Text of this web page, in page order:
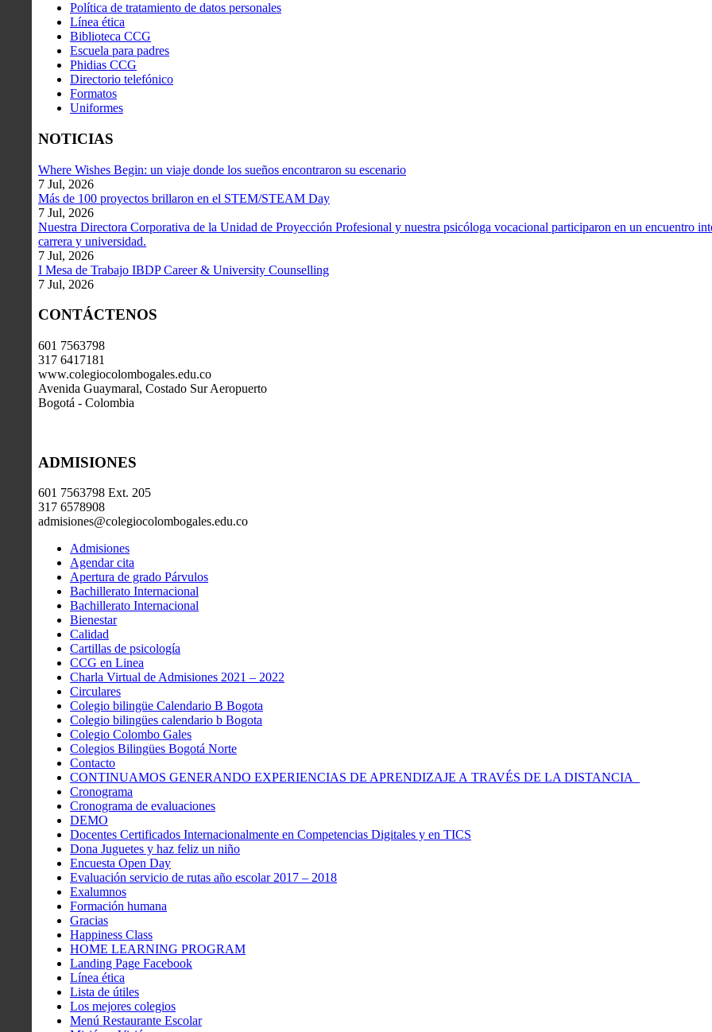
Política de tratamiento de datos personales
Línea ética
Biblioteca CCG
Escuela para padres
Phidias CCG
Directorio telefónico
Formatos
Uniformes
NOTICIAS
Where Wishes Begin: un viaje donde los sueños encontraron su escenario
7 Jul, 2026
Más de 100 proyectos brillaron en el STEM/STEAM Day
7 Jul, 2026
Nuestra Directora Corporativa de la Unidad de Proyección Profesional y nuestra psicóloga vocacional participaron en un encuentro
carrera y universidad.
7 Jul, 2026
I Mesa de Trabajo IBDP Career & University Counselling
7 Jul, 2026
CONTÁCTENOS
601 7563798
317 6417181
www.colegiocolombogales.edu.co
Avenida Guaymaral, Costado Sur Aeropuerto
Bogotá - Colombia
ADMISIONES
601 7563798 Ext. 205
317 6578908
admisiones@colegiocolombogales.edu.co
Admisiones
Agendar cita
Apertura de grado Párvulos
Bachillerato Internacional
Bachillerato Internacional
Bienestar
Calidad
Cartillas de psicología
CCG en Linea
Charla Virtual de Admisiones 2021 – 2022
Circulares
Colegio bilingüe Calendario B Bogota
Colegio bilingües calendario b Bogota
Colegio Colombo Gales
Colegios Bilingües Bogotá Norte
Contacto
CONTINUAMOS GENERANDO EXPERIENCIAS DE APRENDIZAJE A TRAVÉS DE LA DISTANCIA
Cronograma
Cronograma de evaluaciones
DEMO
Docentes Certificados Internacionalmente en Competencias Digitales y en TICS
Dona Juguetes y haz feliz un niño
Encuesta Open Day
Evaluación servicio de rutas año escolar 2017 – 2018
Exalumnos
Formación humana
Gracias
Happiness Class
HOME LEARNING PROGRAM
Landing Page Facebook
Línea ética
Lista de útiles
Los mejores colegios
Menú Restaurante Escolar